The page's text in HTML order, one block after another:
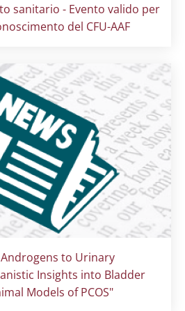
sanitario - Evento valido per
del CFU-AAF
to Urinary
Insights into Bladder
Models of PCOS"